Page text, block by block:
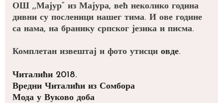
ОШ ,,Мајур“ из Мајура, већ неколико година
дивни су посленици нашег тима. И ове године
са нама, на бранику српског језика и писма.
Комплетан извештај и фото утисци овде.
Categories
Читалићи 2018.
Post
navigation
Вредни Читалићи из Сомбора
Мода у Вуково доба